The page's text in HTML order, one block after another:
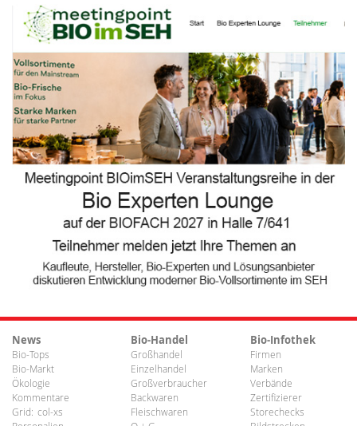
News
Bio-Tops
Bio-Markt
Ökologie
Kommentare
Grid: col-xs
Bio-Handel
Großhandel
Einzelhandel
Großverbraucher
Backwaren
Fleischwaren
Bio-Infothek
Firmen
Marken
Verbände
Zertifizierer
Storechecks